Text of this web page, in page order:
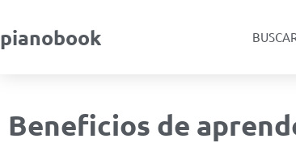
pianobook
Beneficios de